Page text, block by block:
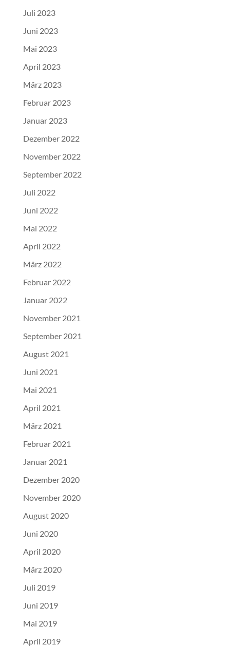
Juli 2023
Juni 2023
Mai 2023
April 2023
März 2023
Februar 2023
Januar 2023
Dezember 2022
November 2022
September 2022
Juli 2022
Juni 2022
Mai 2022
April 2022
März 2022
Februar 2022
Januar 2022
November 2021
September 2021
August 2021
Juni 2021
Mai 2021
April 2021
März 2021
Februar 2021
Januar 2021
Dezember 2020
November 2020
August 2020
Juni 2020
April 2020
März 2020
Juli 2019
Juni 2019
Mai 2019
April 2019